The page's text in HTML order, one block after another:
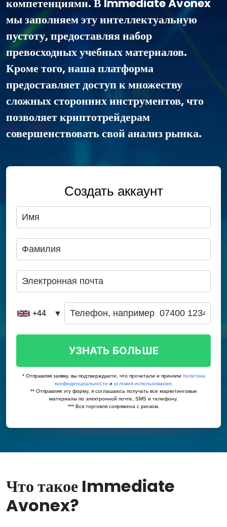
компетенциями. В Immediate Avonex
мы заполняем эту интеллектуальную
пустоту, предоставляя набор
превосходных учебных материалов.
Кроме того, наша платформа
предоставляет доступ к множеству
сложных сторонних инструментов, что
позволяет криптотрейдерам
совершенствовать свой анализ рынка.
Что такое Immediate
Avonex?